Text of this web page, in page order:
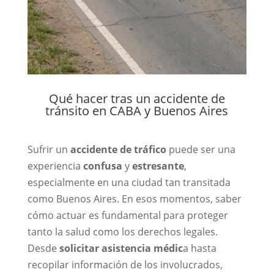
Qué hacer tras un accidente de
tránsito en CABA y Buenos Aires
Sufrir un accidente de tráficopuede ser una
experiencia confusa yestresante,
especialmente en una ciudad tan transitada
como Buenos Aires. En esos momentos, saber
cómo actuar es fundamental para proteger
tanto la salud como los derechos legales.
Desde solicitar asistencia médica hasta
recopilar información de los involucrados,